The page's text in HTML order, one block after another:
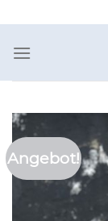
Inhalt
springen
Angebot!